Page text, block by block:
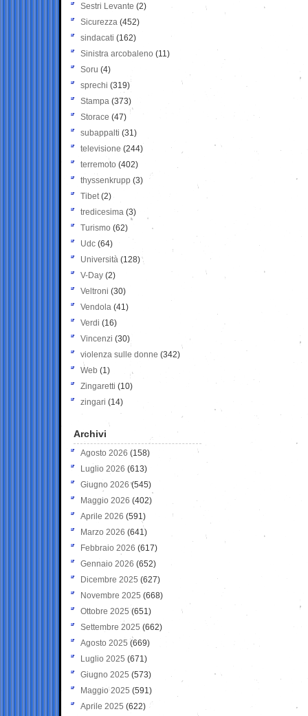
Sestri Levante (2)
Sicurezza (452)
sindacati (162)
Sinistra arcobaleno (11)
Soru (4)
sprechi (319)
Stampa (373)
Storace (47)
subappalti (31)
televisione(244)
terremoto (402)
thyssenkrupp (3)
Tibet(2)
tredicesima (3)
Turismo (62)
Udc (64)
Università (128)
V-Day (2)
Veltroni (30)
Vendola (41)
Verdi (16)
Vincenzi (30)
violenza sulle donne (342)
Web (1)
Zingaretti (10)
zingari (14)
Archivi
Agosto 2026 (158)
Luglio 2026 (613)
Giugno 2026 (545)
Maggio 2026 (402)
Aprile 2026 (591)
Marzo 2026 (641)
Febbraio 2026 (617)
Gennaio 2026 (652)
Dicembre 2025 (627)
Novembre 2025 (668)
Ottobre 2025 (651)
Settembre 2025 (662)
Agosto 2025 (669)
Luglio 2025 (671)
Giugno 2025 (573)
Maggio 2025 (591)
Aprile 2025 (622)